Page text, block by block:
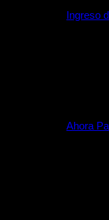
Ingreso
Ahora